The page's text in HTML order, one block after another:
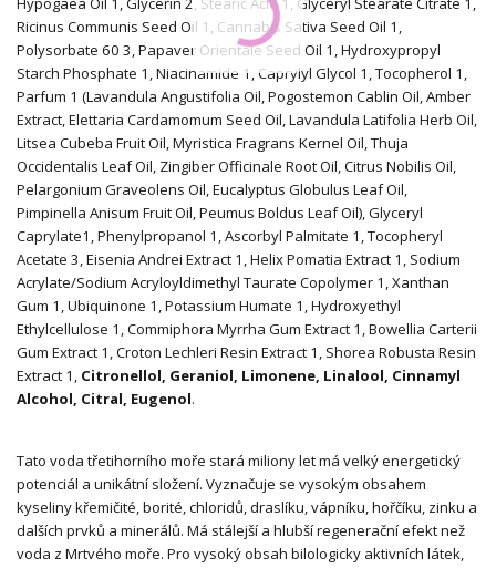
Ricinus Communis Seed Oil 1 , Cannabis Sativa Seed Oil 1 ,
Polysorbate 60 3, Papaver Orientale Seed Oil 1 , Hydroxypropyl
Starch Phosphate 1 , Niacinamide 1 , Caprylyl Glycol 1 , Tocopherol 1 ,
Parfum 1 (Lavandula Angustifolia Oil, Pogostemon Cablin Oil, Amber
Extract, Elettaria Cardamomum Seed Oil, Lavandula Latifolia Herb Oil,
Litsea Cubeba Fruit Oil, Myristica Fragrans Kernel Oil, Thuja
Occidentalis Leaf Oil, Zingiber Officinale Root Oil, Citrus Nobilis Oil,
Pelargonium Graveolens Oil, Eucalyptus Globulus Leaf Oil,
Pimpinella Anisum Fruit Oil, Peumus Boldus Leaf Oil), Glyceryl
Caprylate1 , Phenylpropanol 1 , Ascorbyl Palmitate 1 , Tocopheryl
Acetate 3, Eisenia Andrei Extract 1 , Helix Pomatia Extract 1 , Sodium
Acrylate/Sodium Acryloyldimethyl Taurate Copolymer 1 , Xanthan
Gum 1 , Ubiquinone 1 , Potassium Humate 1 , Hydroxyethyl
Ethylcellulose 1 , Commiphora Myrrha Gum Extract 1 , Bowellia Carterii
Gum Extract 1 , Croton Lechleri Resin Extract 1 , Shorea Robusta Resin
Extract 1 , Citronellol, Geraniol, Limonene, Linalool, Cinnamyl
Alcohol, Citral, Eugenol.
Tato voda třetihorního moře stará miliony let má velký energetický
potenciál a unikátní složení. Vyznačuje se vysokým obsahem
kyseliny křemičité, borité, chloridů, draslíku, vápníku, hořčíku, zinku a
dalších prvků a minerálů. Má stálejší a hlubší regenerační efekt než
voda z Mrtvého moře. Pro vysoký obsah bilologicky aktivních látek,